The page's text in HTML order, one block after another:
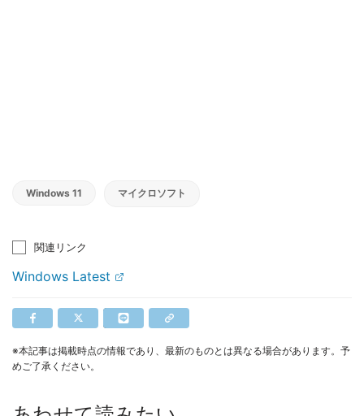
Windows 11 マイクロソフト
関連リンク
Windows Latest
※本記事は掲載時点の情報であり、最新のものとは異なる場合があります。予
めご了承ください。